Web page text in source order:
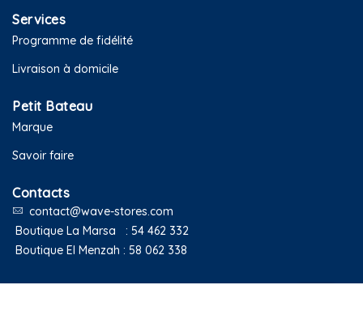
Services
Programme de fidélité
Livraison à domicile
Petit Bateau
Marque
Savoir faire
Contacts
contact@wave-stores.com
Boutique La Marsa : 54 462 332
Boutique El Menzah : 58 062 338